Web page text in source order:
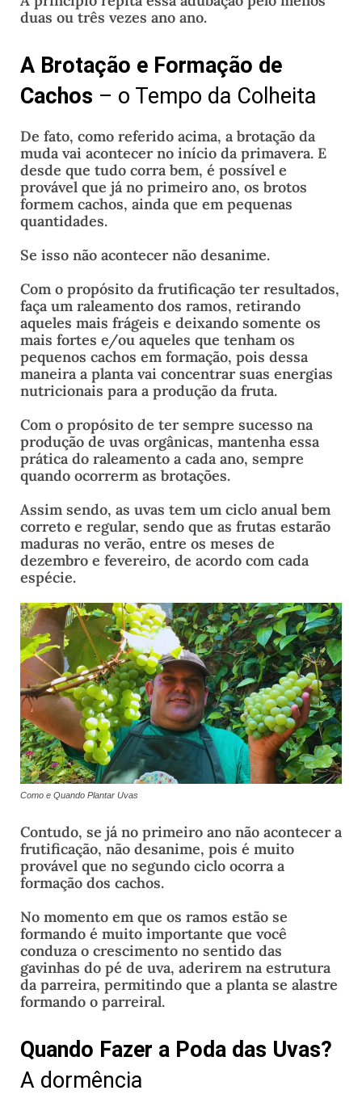
duas ou três vezes ano ano.
A Brotação e Formação de
Cachos – o Tempo da Colheita
De fato, como referido acima, a brotação da
muda vai acontecer no início da primavera. E
desde que tudo corra bem, é possível e
provável que já no primeiro ano, os brotos
formem cachos, ainda que em pequenas
quantidades.
Se isso não acontecer não desanime.
Com o propósito da frutificação ter resultados,
faça um raleamento dos ramos, retirando
aqueles mais frágeis e deixando somente os
mais fortes e/ou aqueles que tenham os
pequenos cachos em formação, pois dessa
maneira a planta vai concentrar suas energias
nutricionais para a produção da fruta.
Com o propósito de ter sempre sucesso na
produção de uvas orgânicas, mantenha essa
prática do raleamento a cada ano, sempre
quando ocorrerm as brotações.
Assim sendo, as uvas tem um ciclo anual bem
correto e regular, sendo que as frutas estarão
maduras no verão, entre os meses de
dezembro e fevereiro, de acordo com cada
espécie.
Como e Quando Plantar Uvas
Contudo, se já no primeiro ano não acontecer a
frutificação, não desanime, pois é muito
provável que no segundo ciclo ocorra a
formação dos cachos.
No momento em que os ramos estão se
formando é muito importante que você
conduza o crescimento no sentido das
gavinhas do pé de uva, aderirem na estrutura
da parreira, permitindo que a planta se alastre
formando o parreiral.
Quando Fazer a Poda das Uvas?
A dormência